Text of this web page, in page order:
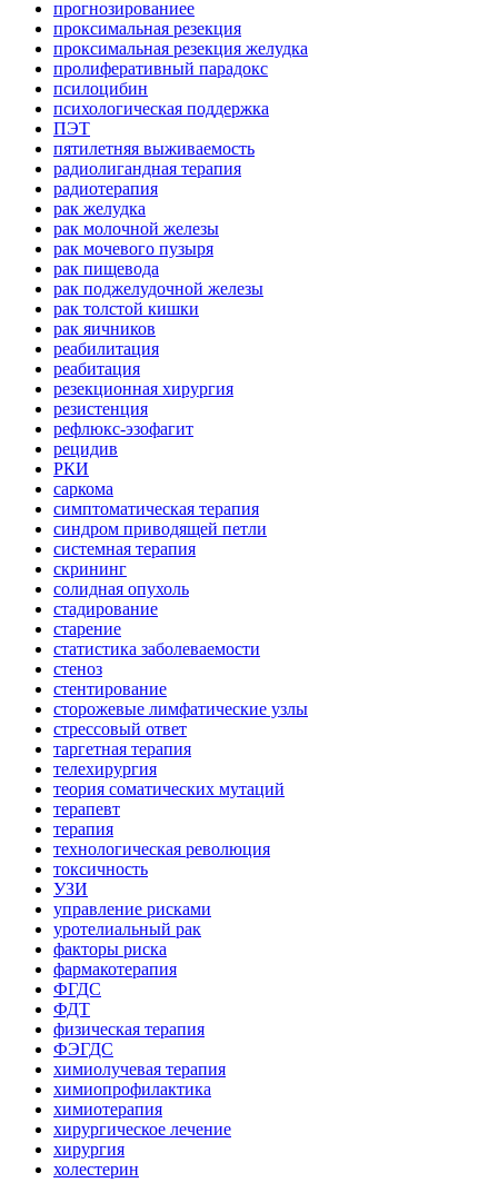
прогнозированиее
проксимальная резекция
проксимальная резекция желудка
пролиферативный парадокс
псилоцибин
психологическая поддержка
ПЭТ
пятилетняя выживаемость
радиолигандная терапия
радиотерапия
рак желудка
рак молочной железы
рак мочевого пузыря
рак пищевода
рак поджелудочной железы
рак толстой кишки
рак яичников
реабилитация
реабитация
резекционная хирургия
резистенция
рефлюкс-эзофагит
рецидив
РКИ
саркома
симптоматическая терапия
синдром приводящей петли
системная терапия
скрининг
солидная опухоль
стадирование
старение
статистика заболеваемости
стеноз
стентирование
сторожевые лимфатические узлы
стрессовый ответ
таргетная терапия
телехирургия
теория соматических мутаций
терапевт
терапия
технологическая революция
токсичность
УЗИ
управление рисками
уротелиальный рак
факторы риска
фармакотерапия
ФГДС
ФДТ
физическая терапия
ФЭГДС
химиолучевая терапия
химиопрофилактика
химиотерапия
хирургическое лечение
хирургия
холестерин